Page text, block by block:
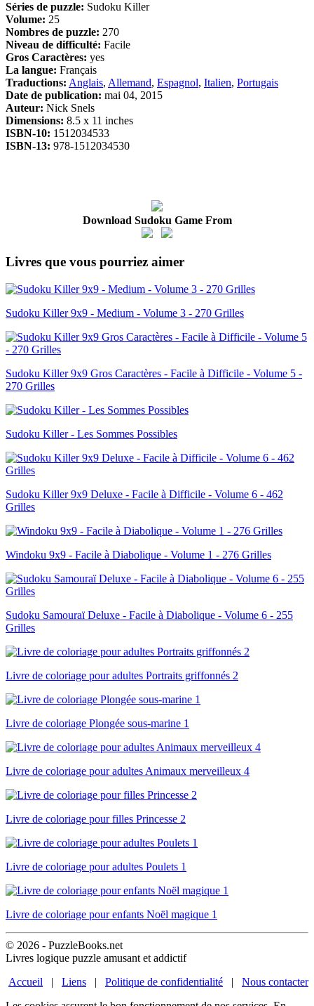
Séries de puzzle: Sudoku Killer
Volume: 25
Nombres de puzzle: 270
Niveau de difficulté: Facile
Gros Caractères: yes
La langue: Français
Traductions: Anglais, Allemand, Espagnol, Italien, Portugais
Date de publication: mai 04, 2015
Auteur: Nick Snels
Dimensions: 8.5 x 11 inches
ISBN-10: 1512034533
ISBN-13: 978-1512034530
Download Sudoku Game From
Livres que vous pourriez aimer
Sudoku Killer 9x9 - Medium - Volume 3 - 270 Grilles
Sudoku Killer 9x9 Gros Caractères - Facile à Difficile - Volume 5 -
270 Grilles
Sudoku Killer - Les Sommes Possibles
Sudoku Killer 9x9 Deluxe - Facile à Difficile - Volume 6 - 462
Grilles
Windoku 9x9 - Facile à Diabolique - Volume 1 - 276 Grilles
Sudoku Samouraï Deluxe - Facile à Diabolique - Volume 6 - 255
Grilles
Livre de coloriage pour adultes Portraits griffonnés 2
Livre de coloriage Plongée sous-marine 1
Livre de coloriage pour adultes Animaux merveilleux 4
Livre de coloriage pour filles Princesse 2
Livre de coloriage pour adultes Poulets 1
Livre de coloriage pour enfants Noël magique 1
© 2026 - PuzzleBooks.net
Livres logique puzzle amusant et addictif
Accueil | Liens | Politique de confidentialité | Nous contacter